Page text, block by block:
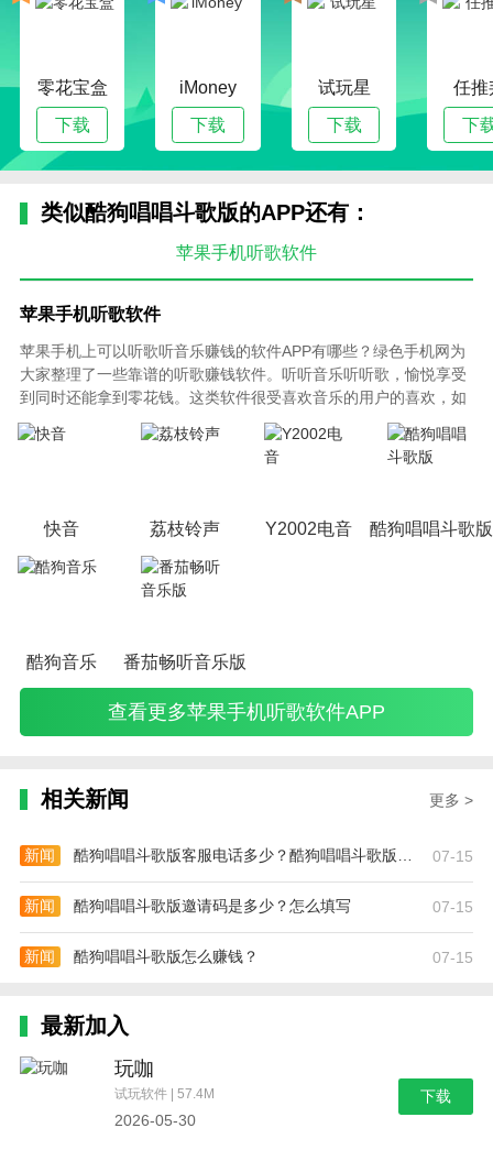
零花宝盒
下载
iMoney
下载
试玩星
下载
任推
下
类似酷狗唱唱斗歌版的APP还有：
苹果手机听歌软件
苹果手机听歌软件
苹果手机上可以听歌听音乐赚钱的软件APP有哪些？绿色手机网为
大家整理了一些靠谱的听歌赚钱软件。听听音乐听听歌，愉悦享受
到同时还能拿到零花钱。这类软件很受喜欢音乐的用户的喜欢，如
果你也爱音乐、听音乐、爱唱歌、爱听歌，以下这下手机APP软件
不要错过哟！
快音 荔枝铃声 Y2002电音 酷狗唱唱斗歌版
酷狗音乐 番茄畅听音乐版
查看更多苹果手机听歌软件APP
相关新闻 更多 >
新闻 07-15
新闻 酷狗唱唱斗歌版邀请码是多少？怎么填写 07-15
新闻 酷狗唱唱斗歌版怎么赚钱？ 07-15
最新加入
玩咖
试玩软件 | 57.4M
2026-05-30
下载